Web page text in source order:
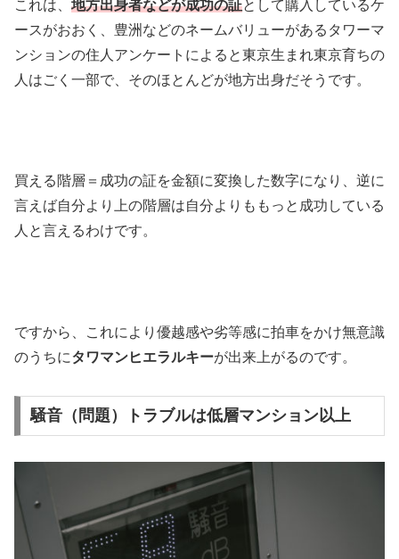
これは、 地方出身者などが成功の証として購入しているケ
ースがおおく、豊洲などのネームバリューがあるタワーマ
ンションの住人アンケートによると東京生まれ東京育ちの
人はごく一部で、そのほとんどが地方出身だそうです。
買える階層＝成功の証を金額に変換した数字になり、逆に
言えば自分より上の階層は自分よりももっと成功している
人と言えるわけです。
ですから、これにより優越感や劣等感に拍車をかけ無意識
のうちにタワマンヒエラルキーが出来上がるのです。
騒音（問題）トラブルは低層マンション以上